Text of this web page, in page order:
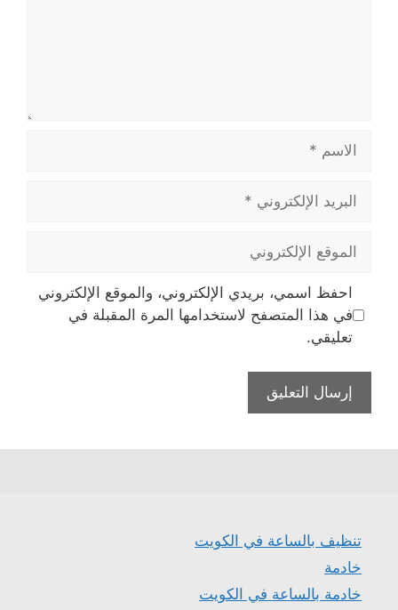
الاسم
البريد
الإلكتروني
الموقع
الإلكتروني
احفظ اسمي، بريدي الإلكتروني، والموقع الإلكتروني
في هذا المتصفح لاستخدامها المرة المقبلة في
تعليقي.
تنظيف بالساعة في الكويت
خادمة
خادمة بالساعة في الكويت